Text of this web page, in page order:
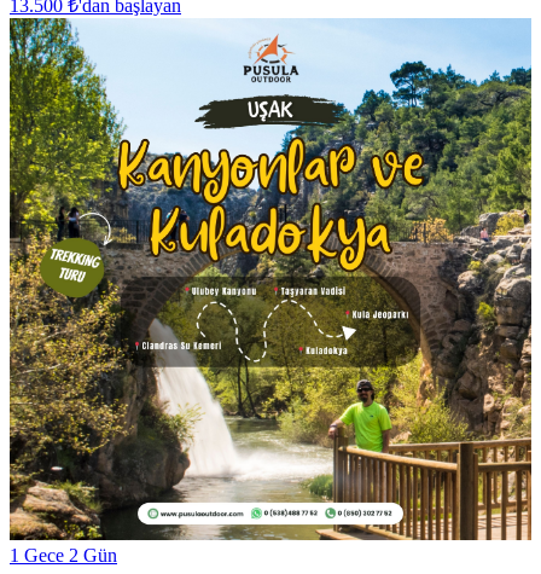
13.500 ₺'dan başlayan
1 Gece 2 Gün